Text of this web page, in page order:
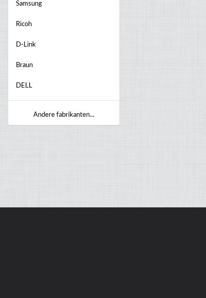
Samsung
Ricoh
D-Link
Braun
DELL
Andere fabrikanten...